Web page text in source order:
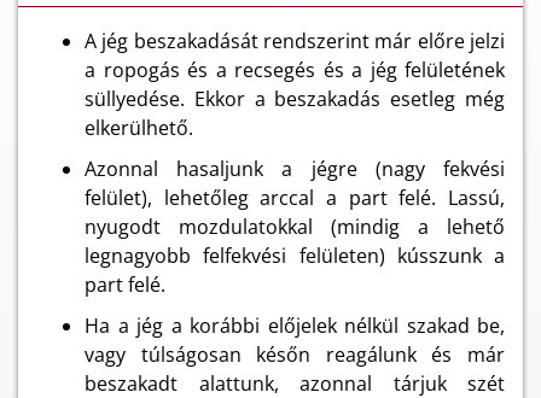
A jég beszakadását rendszerint már előre jelzi
a ropogás és a recsegés és a jég felületének
süllyedése. Ekkor a beszakadás esetleg még
elkerülhető.
Azonnal hasaljunk a jégre (nagy fekvési
felület), lehetőleg arccal a part felé. Lassú,
nyugodt mozdulatokkal (mindig a lehető
legnagyobb felfekvési felületen) kússzunk a
part felé.
Ha a jég a korábbi előjelek nélkül szakad be,
vagy túlságosan későn reagálunk és már
beszakadt alattunk, azonnal tárjuk szét